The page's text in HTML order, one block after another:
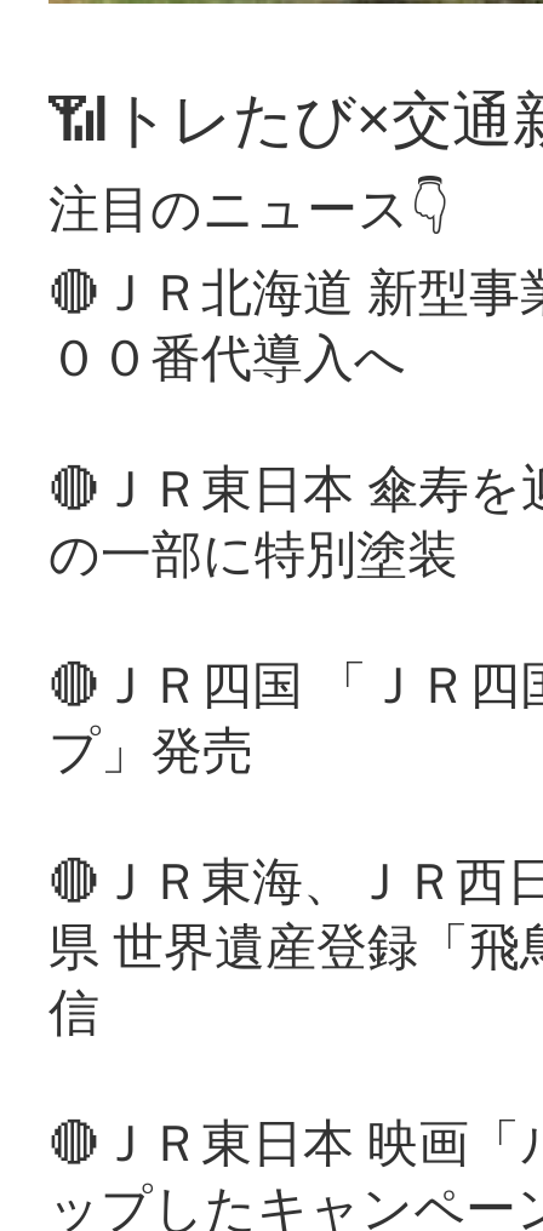
📶トレたび×交通
注目のニュース👇
🔴ＪＲ北海道 新型
００番代導入へ
🔴ＪＲ東日本 傘寿
の一部に特別塗装
🔴ＪＲ四国 「ＪＲ
プ」発売
🔴ＪＲ東海、ＪＲ西
県 世界遺産登録「
信
🔴ＪＲ東日本 映画
ップしたキャンペー